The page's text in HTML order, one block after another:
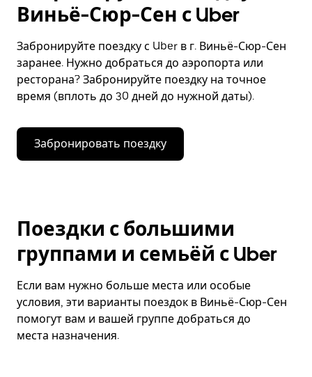
Виньё-Сюр-Сен с Uber
Забронируйте поездку с Uber в г. Виньё-Сюр-Сен
заранее. Нужно добраться до аэропорта или
ресторана? Забронируйте поездку на точное
время (вплоть до 30 дней до нужной даты).
Забронировать поездку
Поездки с большими
группами и семьёй с Uber
Если вам нужно больше места или особые
условия, эти варианты поездок в Виньё-Сюр-Сен
помогут вам и вашей группе добраться до
места назначения.